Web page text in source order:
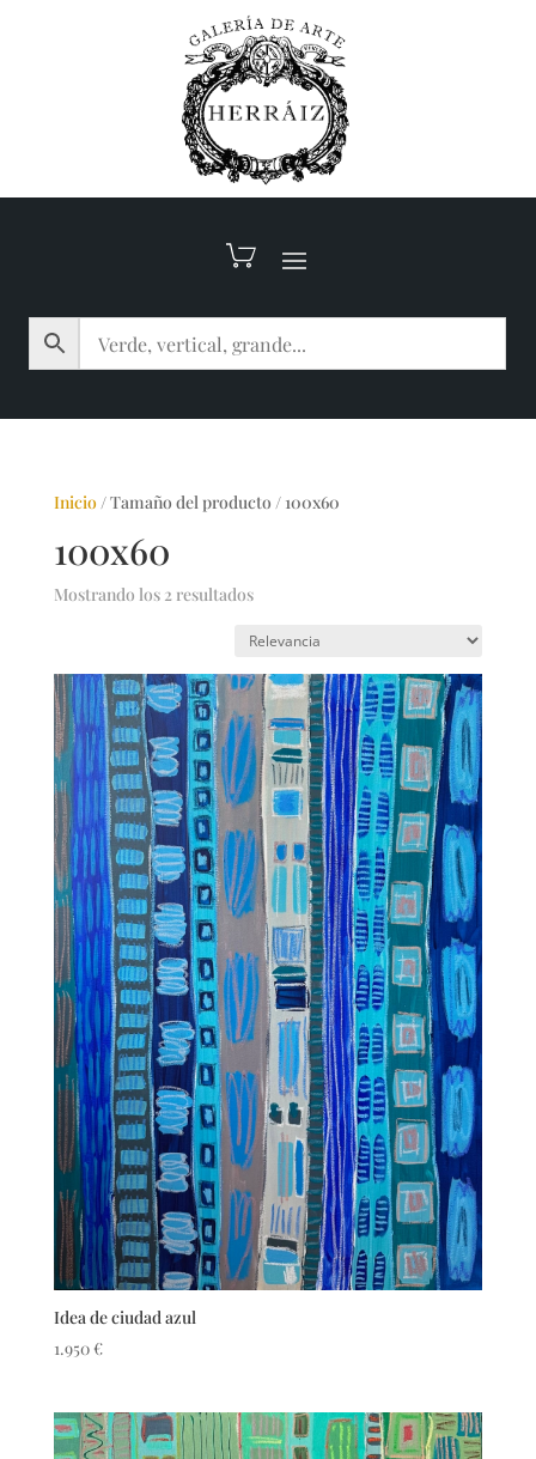
Inicio/Tamaño del producto / 100x60
100x60
Mostrando los 2 resultados
Idea de ciudad azul
1.950 €